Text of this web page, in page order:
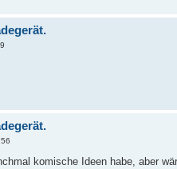
komische Ideen habe, aber